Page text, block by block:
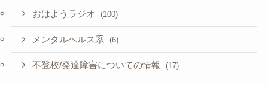
おはようラジオ (100)
メンタルヘルス系 (6)
不登校/発達障害についての情報 (17)